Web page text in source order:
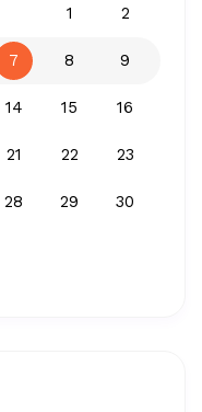
1 2
7 8 9
14 15 16
21 22 23
28 29 30